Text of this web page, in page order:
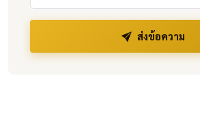
ส่งข้อความ